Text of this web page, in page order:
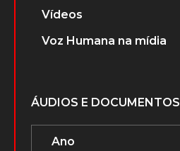
Vídeos
Voz Humana na mídia
ÁUDIOS E DOCUMENTOS